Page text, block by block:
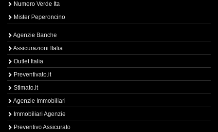
Numero Verde Ita
Mister Peperoncino
Agenzie Banche
Assicurazioni Italia
Outlet Italia
Preventivato.it
Stimato.it
Agenzie Immobiliari
Immobiliari Agenzie
Preventivo Assicurato